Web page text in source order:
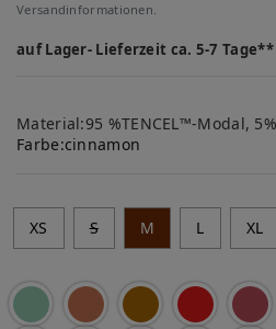
Versandinformationen.
auf Lager- Lieferzeit ca. 5-7 Tage**
Material:95 %TENCEL™-Modal,
Farbe:cinnamon
XS S M L XL